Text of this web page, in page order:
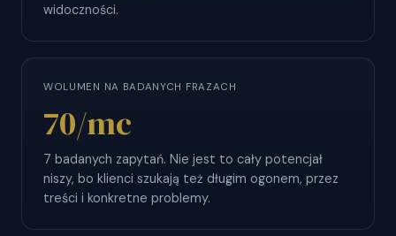
widoczności.
WOLUMEN NA BADANYCH FRAZACH
70/mc
7 badanych zapytań. Nie jest to cały potencjał
niszy, bo klienci szukają też długim ogonem, przez
treści i konkretne problemy.